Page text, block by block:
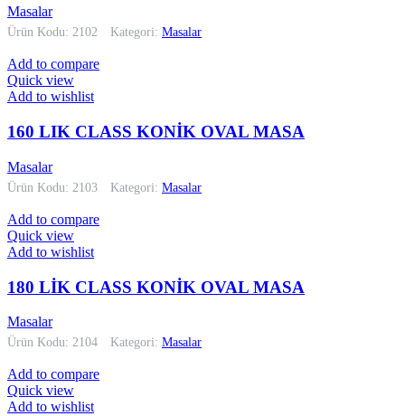
Masalar
Ürün Kodu: 2102 Kategori: Masalar
Add to compare
Quick view
Add to wishlist
160 LIK CLASS KONİK OVAL MASA
Masalar
Ürün Kodu: 2103 Kategori: Masalar
Add to compare
Quick view
Add to wishlist
180 LİK CLASS KONİK OVAL MASA
Masalar
Ürün Kodu: 2104 Kategori: Masalar
Add to compare
Quick view
Add to wishlist